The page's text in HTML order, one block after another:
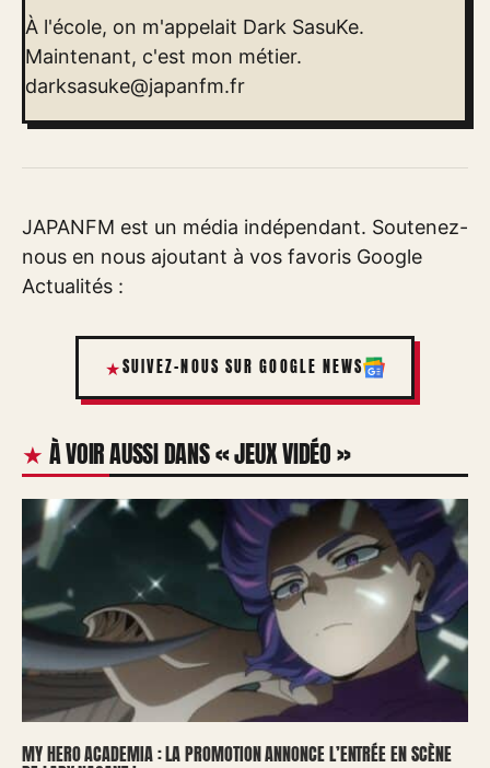
À l'école, on m'appelait Dark SasuKe.
Maintenant, c'est mon métier.
darksasuke@japanfm.fr
JAPANFM est un média indépendant. Soutenez-
nous en nous ajoutant à vos favoris Google
Actualités :
SUIVEZ-NOUS SUR GOOGLE NEWS
À VOIR AUSSI DANS « JEUX VIDÉO »
MY HERO ACADEMIA : LA PROMOTION ANNONCE L’ENTRÉE EN SCÈNE